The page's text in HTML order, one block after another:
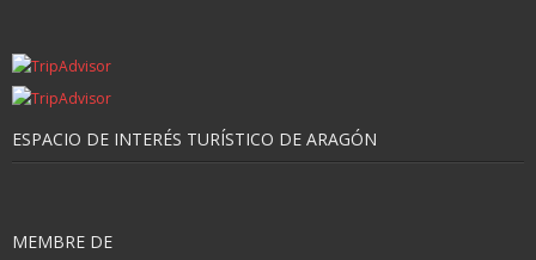
ESPACIO DE INTERÉS TURÍSTICO DE ARAGÓN
MEMBRE DE